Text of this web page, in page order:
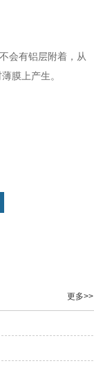
会有铝层附着，从
膜上产生。
更多>>